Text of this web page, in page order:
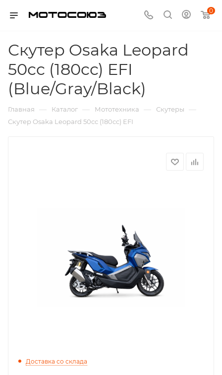
0
Скутер Osaka Leopard
50cc (180cc) EFI
(Blue/Gray/Black)
Главная — Каталог — Мототехника — Скутеры —
Скутер Osaka Leopard 50cc (180cc) EFI
Доставка со склада